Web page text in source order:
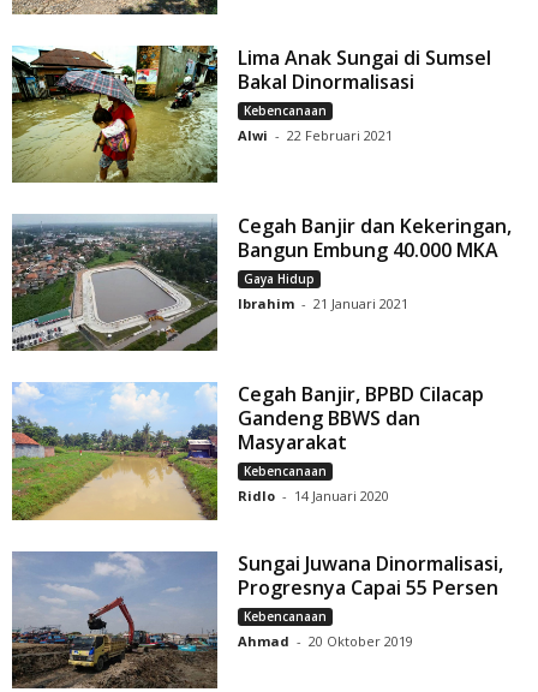
Lima Anak Sungai di Sumsel
Bakal Dinormalisasi
Kebencanaan
Alwi - 22 Februari 2021
Cegah Banjir dan Kekeringan,
Bangun Embung 40.000 MKA
Gaya Hidup
Ibrahim - 21 Januari 2021
Cegah Banjir, BPBD Cilacap
Gandeng BBWS dan
Masyarakat
Kebencanaan
Ridlo - 14 Januari 2020
Sungai Juwana Dinormalisasi,
Progresnya Capai 55 Persen
Kebencanaan
Ahmad - 20 Oktober 2019